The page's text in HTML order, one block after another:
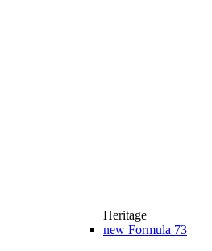
Heritage
new Formula 73